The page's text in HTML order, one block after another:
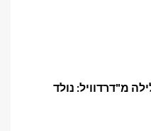
מ"דרדוויל: נולד